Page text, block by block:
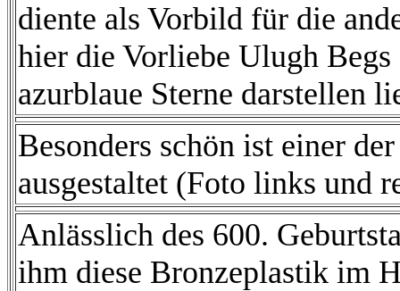
diente als Vorbild für die
hier die Vorliebe Ulugh
azurblaue Sterne darstellen
Besonders schön ist einer
ausgestaltet (Foto links und
Anlässlich des 600.
ihm diese Bronzeplastik im